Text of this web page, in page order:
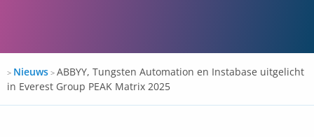
Docspro
> Nieuws > ABBYY, Tungsten Automation en Instabase uitgelicht
in Everest Group PEAK Matrix 2025